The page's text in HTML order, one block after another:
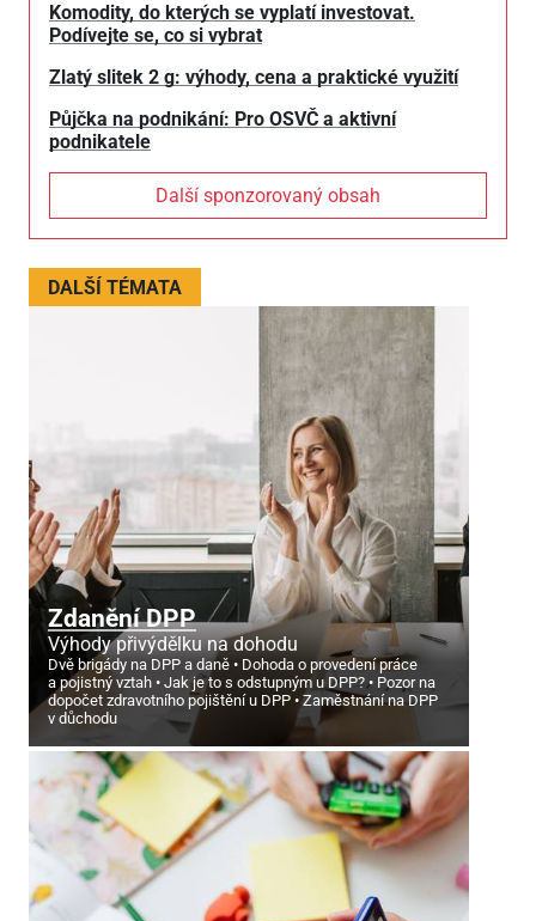
Komodity, do kterých se vyplatí investovat.
Podívejte se, co si vybrat
Zlatý slitek 2 g: výhody, cena a praktické využití
Půjčka na podnikání: Pro OSVČ a aktivní
podnikatele
Další sponzorovaný obsah
DALŠÍ TÉMATA
Zdanění DPP
Výhody přivýdělku na dohodu
Dvě brigády na DPP a daně
Dohoda o provedení práce
a pojistný vztah
Jak je to s odstupným u DPP?
Pozor na
dopočet zdravotního pojištění u DPP
Zaměstnání na DPP
v důchodu